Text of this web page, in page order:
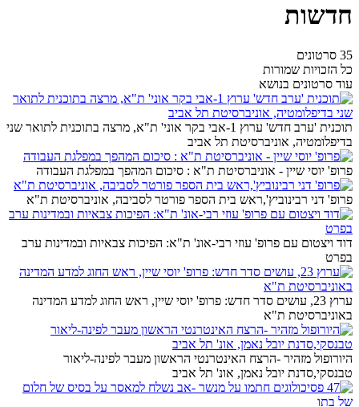
חדשות
35 סרטונים
כל הזכויות שמורות
עוד סרטונים בנושא
תוכנית 'ערב חדש' ערוץ 1-אבי בקר אוני' ת"א, מרצה בתוכנית לתואר שני
בדיפלומטיה, אוניברסיטת תל אביב
פרופ' יוסי שיין - אוניברסיטת ת"א : סיכום המהפך במפלגת העבודה
פרופ' דני רבינוביץ',ראש בית הספר פורטר לסביבה, אוניברסיטת ת"א
דוד ויצטום עם פרופ' עוזי רבי-אונ' ת"א: הפיכות צבאיות ובמדינות ערב
בפרט
ערוץ 23, עושים סדר חדש: פרופ' יוסי שיין, ראש החוג למדע המדינה
באוניברסיטת ת"א
היורופול מזהיר -הרצח האינטרנטי הראשון מעבר לפינה-ליאור
טבנסקי,סדנת יובל נאמן, אונ' תל אביב